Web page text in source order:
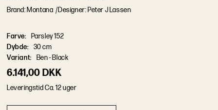
6.141,00 DKK
Leveringstid Ca. 12 uger
Brand: Montana /Designer: Peter J Lassen
Farve:
Parsley 152
Dybde:
30 cm
Variant: Ben - Black